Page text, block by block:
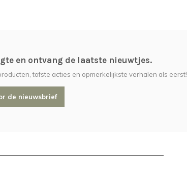
en ontvang de laatste nieuwtjes.
tofste acties en opmerkelijkste verhalen als eerst!
de nieuwsbrief